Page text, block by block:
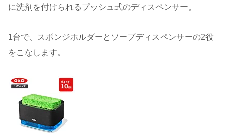
に洗剤を付けられるプッシュ式のディスペンサー。
1台で、スポンジホルダーとソープディスペンサーの2役
をこなします。